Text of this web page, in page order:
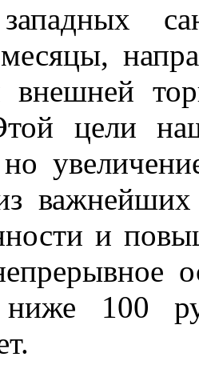
внешней
цели
важнейших
и
ниже 100